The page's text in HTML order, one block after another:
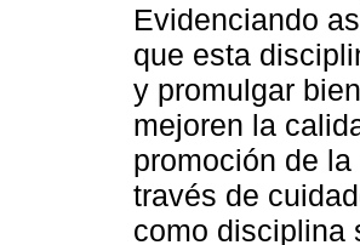
Evidenciando
que esta
y promulgar
mejoren la
promoción de
través de
como disciplina